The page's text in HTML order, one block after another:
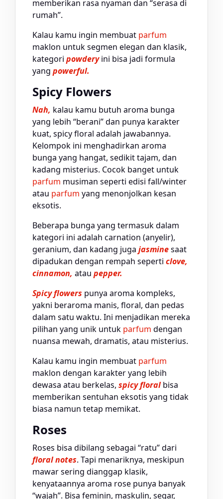
memberikan rasa nyaman dan “serasa di
rumah”.
Kalau kamu ingin membuat parfum
maklon untuk segmen elegan dan klasik,
kategori powderyini bisa jadi formula
yang powerful.
Spicy Flowers
Nah, kalau kamu butuh aroma bunga
yang lebih “berani” dan punya karakter
kuat, spicy floral adalah jawabannya.
Kelompok ini menghadirkan aroma
bunga yang hangat, sedikit tajam, dan
kadang misterius. Cocok banget untuk
parfum musiman seperti edisi fall/winter
atau parfum yang menonjolkan kesan
eksotis.
Beberapa bunga yang termasuk dalam
kategori ini adalah carnation (anyelir),
geranium, dan kadang juga jasminesaat
dipadukan dengan rempah seperti clove,
cinnamon, atau pepper.
Spicy flowers punya aroma kompleks,
yakni beraroma manis, floral, dan pedas
dalam satu waktu. Ini menjadikan mereka
pilihan yang unik untuk parfum dengan
nuansa mewah, dramatis, atau misterius.
Kalau kamu ingin membuat parfum
maklon dengan karakter yang lebih
dewasa atau berkelas, spicy floralbisa
memberikan sentuhan eksotis yang tidak
biasa namun tetap memikat.
Roses
Roses bisa dibilang sebagai “ratu” dari
floral notes. Tapi menariknya, meskipun
mawar sering dianggap klasik,
kenyataannya aroma rose punya banyak
“wajah”. Bisa feminin, maskulin, segar,